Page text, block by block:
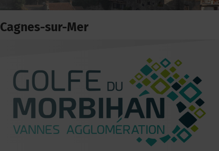
Cagnes-sur-Mer